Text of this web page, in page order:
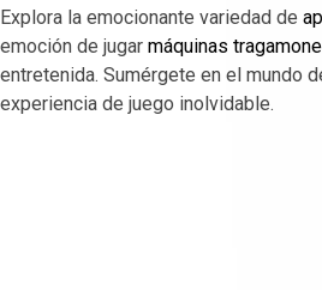
Explora la emocionante variedad de
emoción de jugar máquinas
entretenida. Sumérgete en el mundo
experiencia de juego inolvidable.